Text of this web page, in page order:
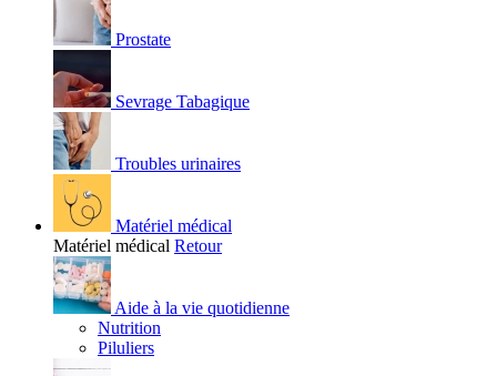
Prostate
Sevrage Tabagique
Troubles urinaires
Matériel médical
Matériel médical Retour
Aide à la vie quotidienne
Nutrition
Piluliers